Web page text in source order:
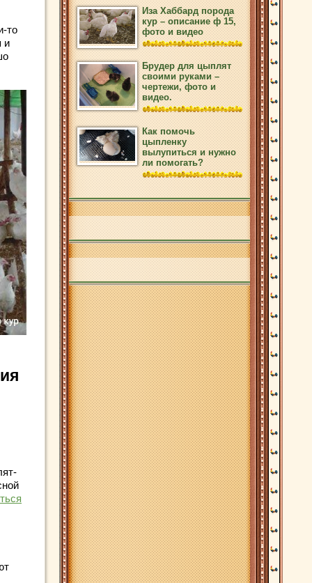
то
и
Иза Хаббард порода
кур – описание ф 15,
фото и видео
Брудер для цыплят
своими руками –
чертежи, фото и
видео.
Как помочь
цыпленку
вылупиться и нужно
ли помогать?